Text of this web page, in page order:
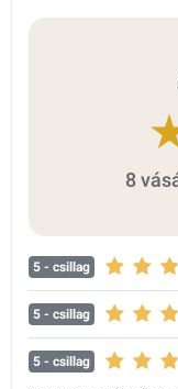
8
5 - csillag
5 - csillag
5 - csillag